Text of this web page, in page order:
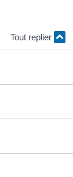
Tout replier